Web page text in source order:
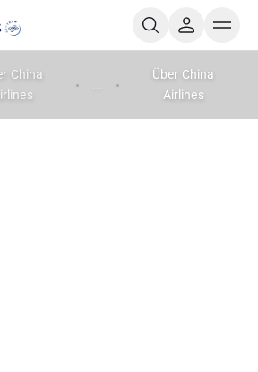
China
Über China
Airlines